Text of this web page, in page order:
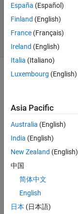
Updated
6 Nov 2019
4 Views
(30 days)
いく
つか
リー
パイ
列に
用意
España (Español)
Finland (English)
France (Français)
Ireland (English)
Italia (Italiano)
Luxembourg (English)
Asia Pacific
Australia (English)
India (English)
New Zealand (English)
中国
简体中文
English
日本 (日本語)